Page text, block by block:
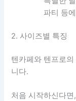
파티 등
2. 사이즈별 특징
텐카페와 텐프로
니다.
처음 시작하신다